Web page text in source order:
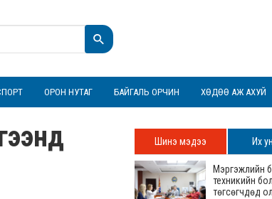
ОРОН НУТАГ БАЙГАЛЬ ОРЧИН ХӨДӨӨ АЖ АХУЙ
Шинэ мэдээ Их
Мэргэжлийн
техникийн
төгсөгчдөд